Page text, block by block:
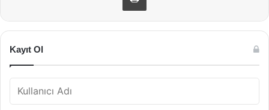
Kayıt Ol